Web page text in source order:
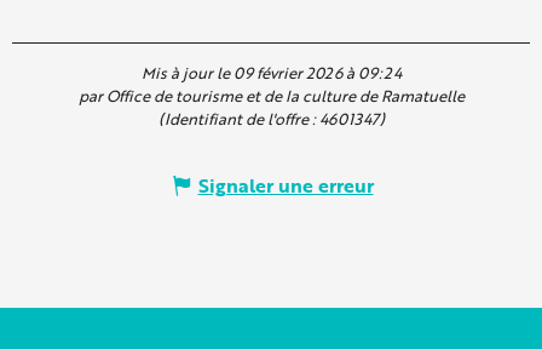
Mis à jour le 09 février 2026 à 09:24
par Office de tourisme et de la culture de Ramatuelle
(Identifiant de l'offre :4601347)
Signaler une erreur